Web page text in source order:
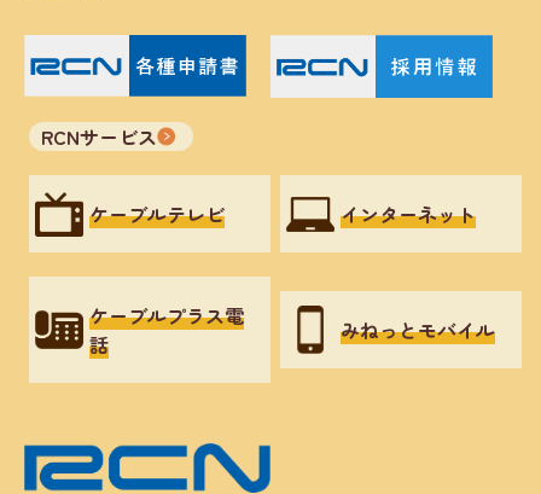
RCNサービス
ケーブルテレビ インターネット
ケーブルプラス電
話
みねっとモバイル